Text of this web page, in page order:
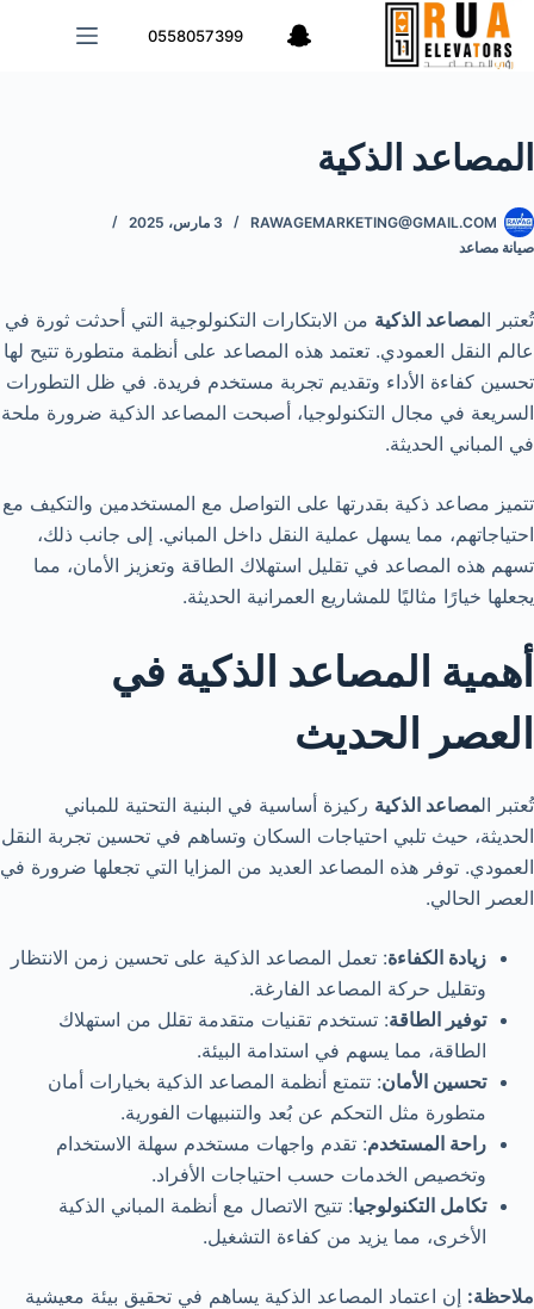
التجاوز
إلى
المحتوى
0558057399
المصاعد الذكية
RAWAGEMARKETING@GMAIL.COM
3 مارس، 2025
صيانة مصاعد
تُعتبر المصاعد الذكية من الابتكارات التكنولوجية التي أحدثت ثورة في
عالم النقل العمودي. تعتمد هذه المصاعد على أنظمة متطورة تتيح لها
تحسين كفاءة الأداء وتقديم تجربة مستخدم فريدة. في ظل التطورات
السريعة في مجال التكنولوجيا، أصبحت المصاعد الذكية ضرورة ملحة
في المباني الحديثة.
تتميز مصاعد ذكية بقدرتها على التواصل مع المستخدمين والتكيف مع
احتياجاتهم، مما يسهل عملية النقل داخل المباني. إلى جانب ذلك،
تسهم هذه المصاعد في تقليل استهلاك الطاقة وتعزيز الأمان، مما
يجعلها خيارًا مثاليًا للمشاريع العمرانية الحديثة.
أهمية المصاعد الذكية في
العصر الحديث
تُعتبر المصاعد الذكية ركيزة أساسية في البنية التحتية للمباني
الحديثة، حيث تلبي احتياجات السكان وتساهم في تحسين تجربة النقل
العمودي. توفر هذه المصاعد العديد من المزايا التي تجعلها ضرورة في
العصر الحالي.
زيادة الكفاءة: تعمل المصاعد الذكية على تحسين زمن الانتظار
وتقليل حركة المصاعد الفارغة.
توفير الطاقة: تستخدم تقنيات متقدمة تقلل من استهلاك
الطاقة، مما يسهم في استدامة البيئة.
تحسين الأمان: تتمتع أنظمة المصاعد الذكية بخيارات أمان
متطورة مثل التحكم عن بُعد والتنبيهات الفورية.
راحة المستخدم: تقدم واجهات مستخدم سهلة الاستخدام
وتخصيص الخدمات حسب احتياجات الأفراد.
تكامل التكنولوجيا: تتيح الاتصال مع أنظمة المباني الذكية
الأخرى، مما يزيد من كفاءة التشغيل.
ملاحظة: إن اعتماد المصاعد الذكية يساهم في تحقيق بيئة معيشية